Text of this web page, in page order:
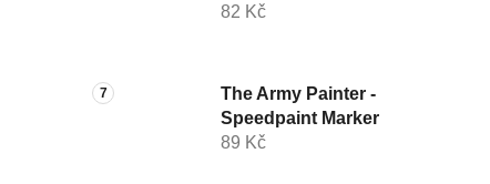
82 Kč
The Army Painter -
Speedpaint Marker
89 Kč